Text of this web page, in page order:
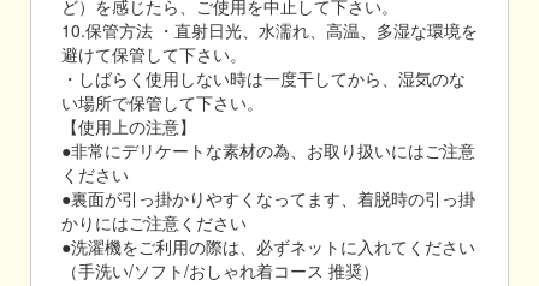
ど）を感じたら、ご使用を中止して下さい。
10.保管方法 ・直射日光、水濡れ、高温、多湿な環境を
避けて保管して下さい。
・しばらく使用しない時は一度干してから、湿気のな
い場所で保管して下さい。
【使用上の注意】
●非常にデリケートな素材の為、お取り扱いにはご注意
ください
●裏面が引っ掛かりやすくなってます、着脱時の引っ掛
かりにはご注意ください
●洗濯機をご利用の際は、必ずネットに入れてください
（手洗い/ソフト/おしゃれ着コース 推奨）